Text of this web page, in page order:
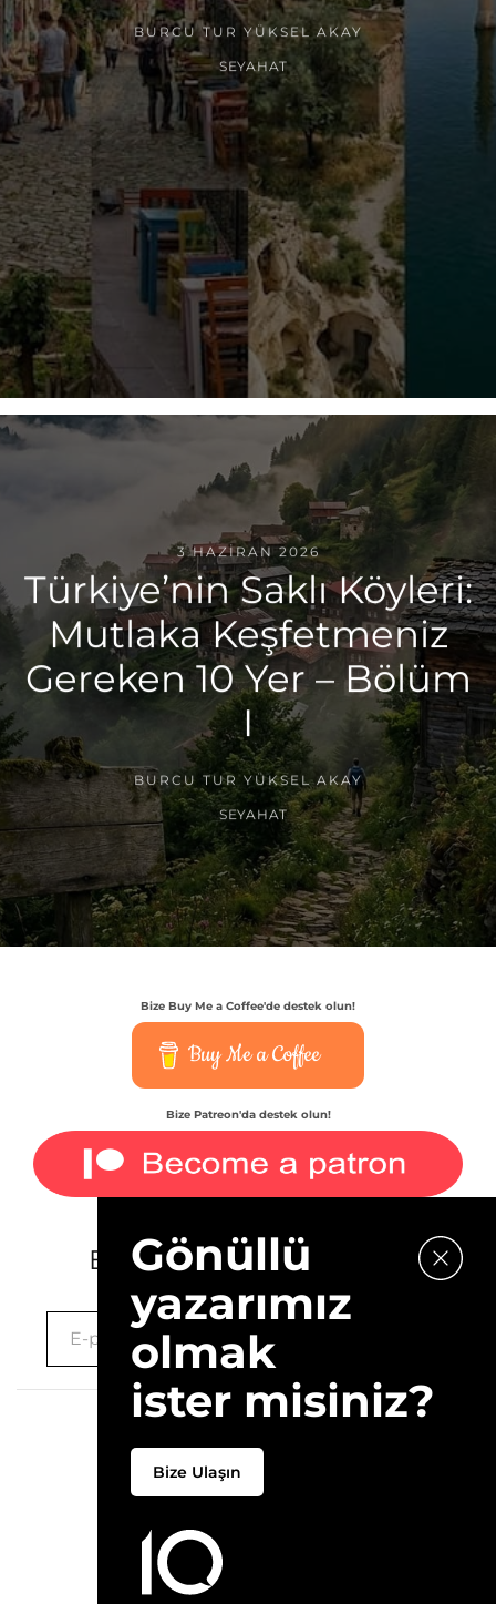
BURCU TUR YÜKSEL AKAY
SEYAHAT
3 HAZIRAN 2026
Türkiye’nin Saklı Köyleri:
Mutlaka Keşfetmeniz
Gereken 10 Yer – Bölüm
I
BURCU TUR YÜKSEL AKAY
SEYAHAT
Bize Buy Me a Coffee'de destek olun!
Buy Me a Coffee
Bize Patreon'da destek olun!
E-bültenimize kaydolun.
Hakkımızda
Gönüllü
yazarımız
olmak
ister misiniz?
Bize Ulaşın